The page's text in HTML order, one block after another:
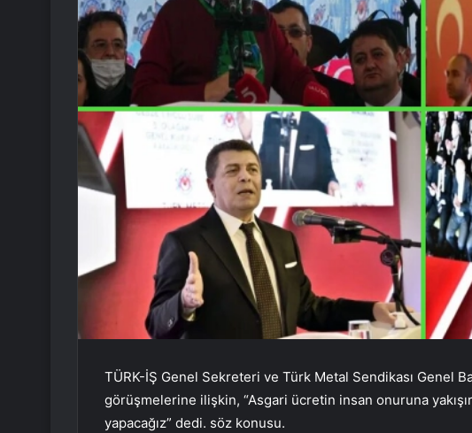
TÜRK-İŞ Genel Sekreteri ve Türk Metal Sendikası Genel
görüşmelerine ilişkin, “Asgari ücretin insan onuruna
yapacağız” dedi. söz konusu.